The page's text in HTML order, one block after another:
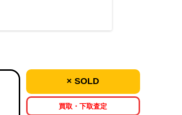
× SOLD
買取・下取査定